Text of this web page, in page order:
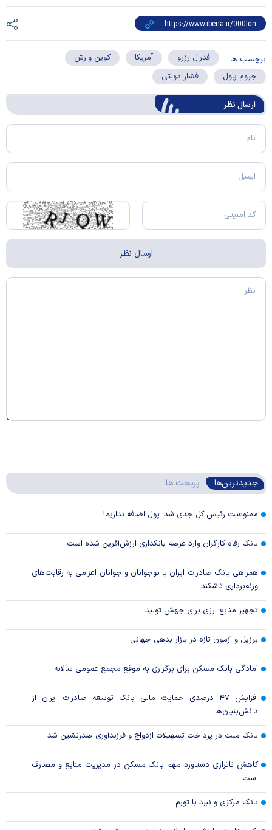
برچسب ها: فدرال رزرو آمریکا
کوین وارش
جروم پاول
فشار دولتی
ارسال‌ نظر
جدیدترین‌ها پربحث ها
ممنوعیت رئیس کل جدی شد؛ پول اضافه نداریم!
بانک رفاه کارگران وارد عرصه بانکداری ارزش‌آفرین شده است
همراهی بانک صادرات ایران با نوجوانان و جوانان اعزامی به رقابت‌های
وزنه‌برداری تاشکند
تجهیز منابع ارزی برای جهش تولید
برزیل و آزمون تازه در بازار بدهی جهانی
آمادگی بانک مسکن برای برگزاری به موقع مجمع عمومی سالانه
افزایش ۴۷ درصدی حمایت مالی بانک توسعه صادرات ایران از
دانش‌بنیان‌ها
بانک ملت در پرداخت تسهیلات ازدواج و فرزندآوری صدرنشین شد
کاهش ناترازی دستاورد مهم بانک مسکن در مدیریت منابع و مصارف
است
بانک مرکزی و نبرد با تورم